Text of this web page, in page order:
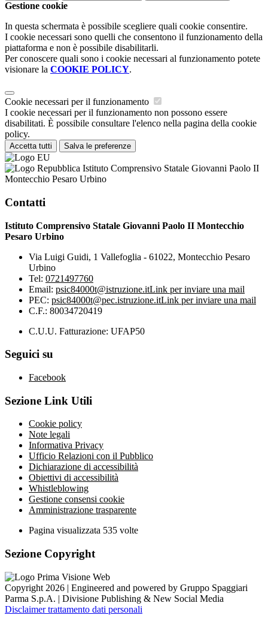
Gestione cookie
In questa schermata è possibile scegliere quali cookie consentire.
I cookie necessari sono quelli che consentono il funzionamento della
piattaforma e non è possibile disabilitarli.
Per conoscere quali sono i cookie necessari al funzionamento potete
visionare la COOKIE POLICY.
Cookie necessari per il funzionamento
I cookie necessari per il funzionamento non possono essere
disabilitati. È possibile consultare l'elenco nella pagina della cookie
policy.
Accetta tutti Salva le preferenze
Istituto Comprensivo Statale Giovanni Paolo II
Montecchio Pesaro Urbino
Contatti
Istituto Comprensivo Statale Giovanni Paolo II Montecchio
Pesaro Urbino
Via Luigi Guidi, 1 Vallefoglia - 61022, Montecchio Pesaro
Urbino
Tel: 0721497760
Email: psic84000t@istruzione.itLink per inviare una mail
PEC: psic84000t@pec.istruzione.itLink per inviare una mail
C.F.: 80034720419
C.U.U. Fatturazione: UFAP50
Seguici su
Facebook
Sezione Link Utili
Cookie policy
Note legali
Informativa Privacy
Ufficio Relazioni con il Pubblico
Dichiarazione di accessibilità
Obiettivi di accessibilità
Whistleblowing
Gestione consensi cookie
Amministrazione trasparente
Pagina visualizzata 535 volte
Sezione Copyright
Copyright 2026 | Engineered and powered by Gruppo Spaggiari
Parma S.p.A. | Divisione Publishing & New Social Media
Disclaimer trattamento dati personali